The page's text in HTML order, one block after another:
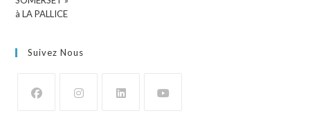
Suivez Nous